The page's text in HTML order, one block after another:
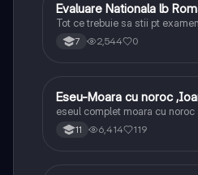
Limba și literatura română
Evaluare Nationala lb
Tot ce trebuie sa stii pt examen
7 2,544 0
Limba și literatura română
Eseu-Moara cu noroc
eseul complet moara cu noroc
11 6,414 119